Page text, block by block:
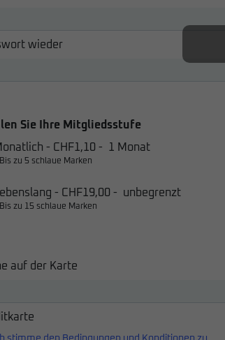
wieder
Sie Ihre Mitgliedsstufe
- CHF1,10 - 1 Monat
Bis zu 5 schlaue Marken
- CHF19,00 - unbegrenzt
Bis zu 15 schlaue Marken
auf der Karte